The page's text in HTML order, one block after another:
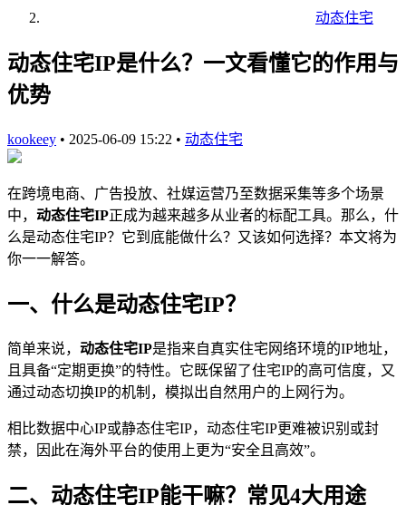
动态住宅
动态住宅IP是什么？一文看懂它的作用与
优势
kookeey • 2025-06-09 15:22 • 动态住宅
在跨境电商、广告投放、社媒运营乃至数据采集等多个场景
中， 动态住宅IP正成为越来越多从业者的标配工具。那么，什
么是动态住宅IP？它到底能做什么？又该如何选择？本文将为
你一一解答。
一、什么是动态住宅IP？
简单来说， 动态住宅IP是指来自真实住宅网络环境的IP地址，
且具备“定期更换”的特性。它既保留了住宅IP的高可信度，又
通过动态切换IP的机制，模拟出自然用户的上网行为。
相比数据中心IP或静态住宅IP，动态住宅IP更难被识别或封
禁，因此在海外平台的使用上更为“安全且高效”。
二、动态住宅IP能干嘛？常见4大用途